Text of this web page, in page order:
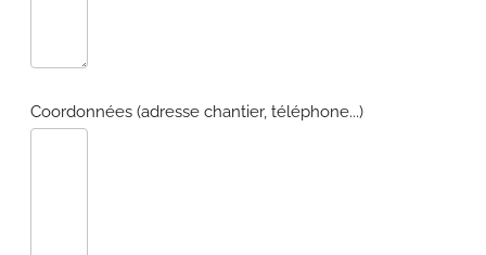
Coordonnées (adresse chantier, téléphone...)